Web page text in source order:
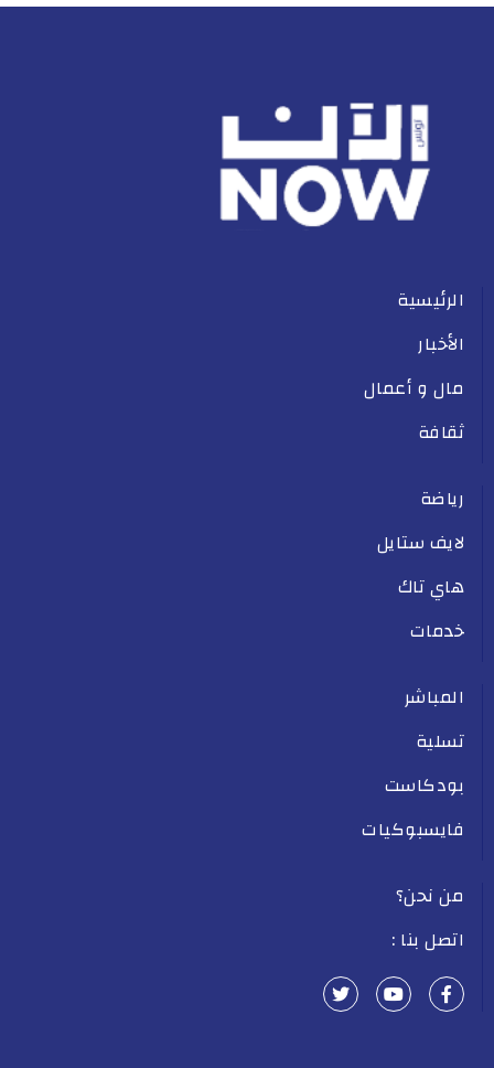
الرئيسية
الأخبار
مال و أعمال
ثقافة
رياضة
لايف ستايل
هاي تاك
خدمات
المباشر
تسلية
بودكاست
فايسبوكيات
من نحن؟
اتصل بنا :